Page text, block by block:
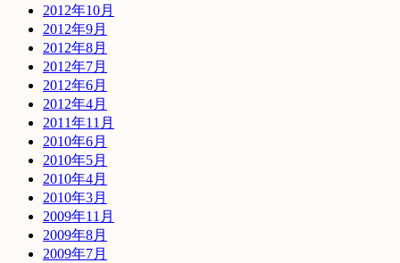
2012年10月
2012年9月
2012年8月
2012年7月
2012年6月
2012年4月
2011年11月
2010年6月
2010年5月
2010年4月
2010年3月
2009年11月
2009年8月
2009年7月